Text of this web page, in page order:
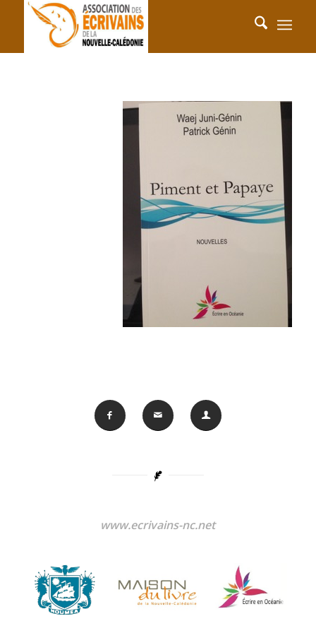
www.ecrivains-nc.net